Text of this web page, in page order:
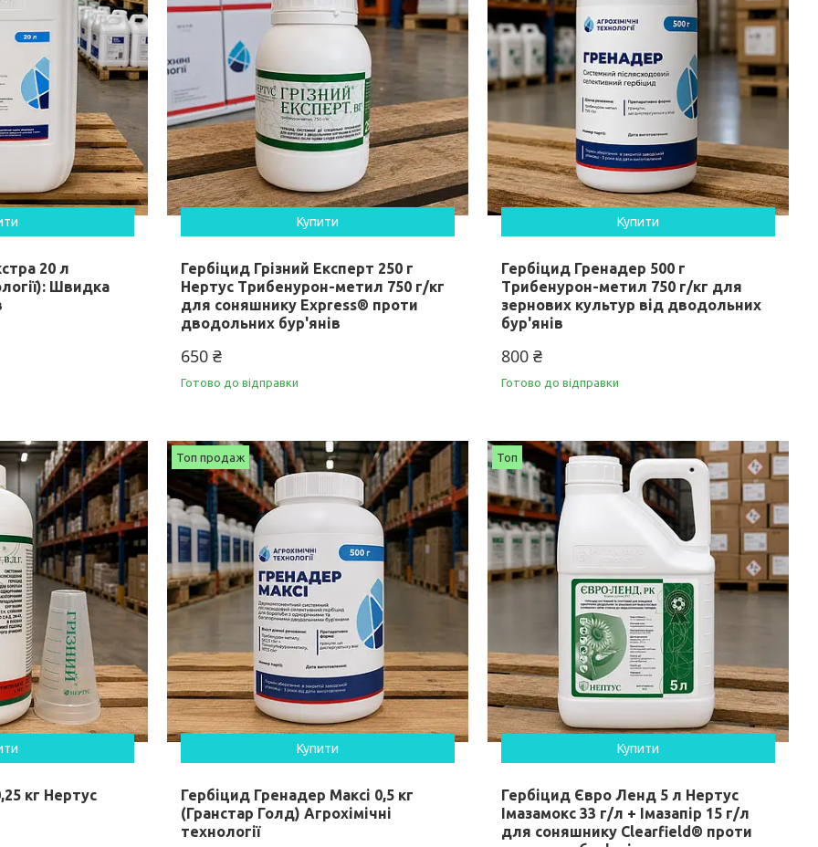
20 л
Швидка
Купити
Гербіцид Грізний Експерт 250 г
Нертус Трибенурон-метил 750 г/кг
для соняшнику Express® проти
дводольних бур'янів
650 ₴
Готово до відправки
Купити
Гербіцид Гренадер 500 г
Трибенурон-метил 750 г/кг для
зернових культур від дводольних
бур'янів
800 ₴
Готово до відправки
кг Нертус
Топ продаж
Купити
Гербіцид Гренадер Максі 0,5 кг
(Гранстар Голд) Агрохімічні
технології
Топ
Купити
Гербіцид Євро Ленд 5 л Нертус
Імазамокс 33 г/л + Імазапір 15 г/л
для соняшнику Clearfield® проти